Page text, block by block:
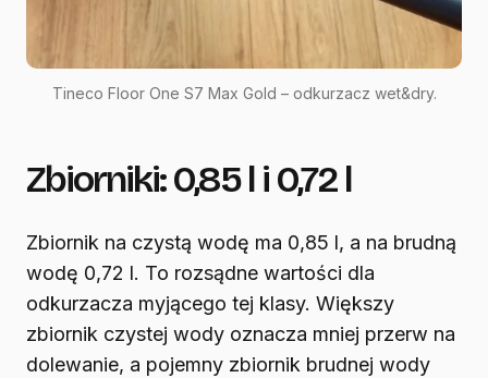
Tineco Floor One S7 Max Gold – odkurzacz wet&dry.
Zbiorniki: 0,85 l i 0,72 l
Zbiornik na czystą wodę ma 0,85 l, a na brudną
wodę 0,72 l. To rozsądne wartości dla
odkurzacza myjącego tej klasy. Większy
zbiornik czystej wody oznacza mniej przerw na
dolewanie, a pojemny zbiornik brudnej wody